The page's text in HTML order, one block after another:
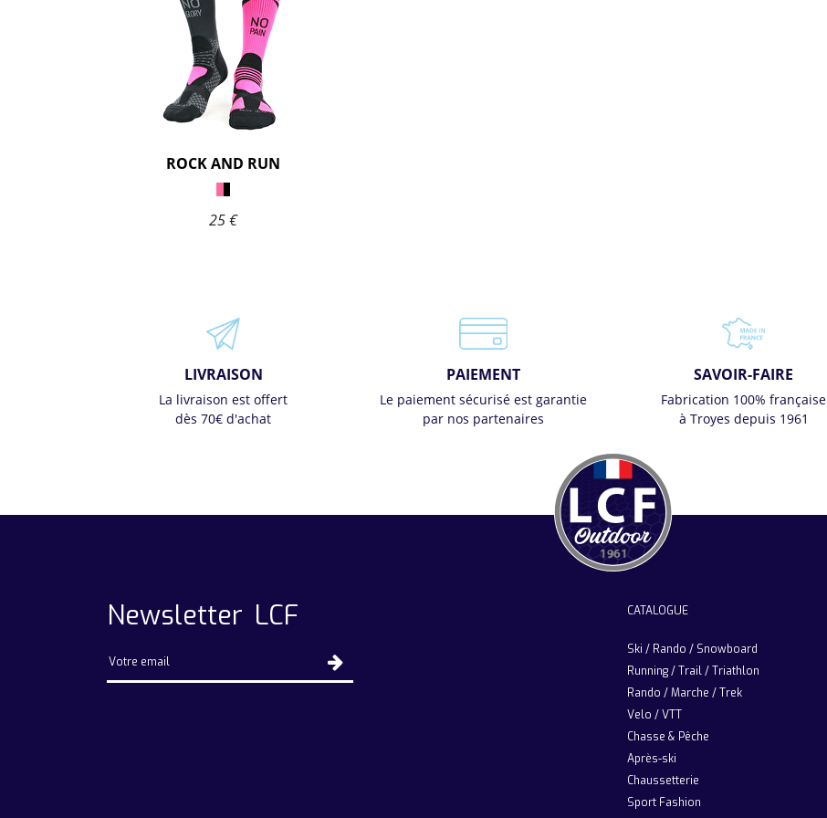
ROCK AND RUN
25 €
LIVRAISON
La livraison est offert
dès 70€ d'achat
PAIEMENT
Le paiement sécurisé est garantie
par nos partenaires
SAVOIR-FAIRE
Fabrication 100% française
à Troyes depuis 1961
Newsletter LCF CATALOGUE
Ski / Rando / Snowboard
Running / Trail / Triathlon
Rando / Marche / Trek
Velo / VTT
Chasse & Pêche
Après-ski
Chaussetterie
Sport Fashion